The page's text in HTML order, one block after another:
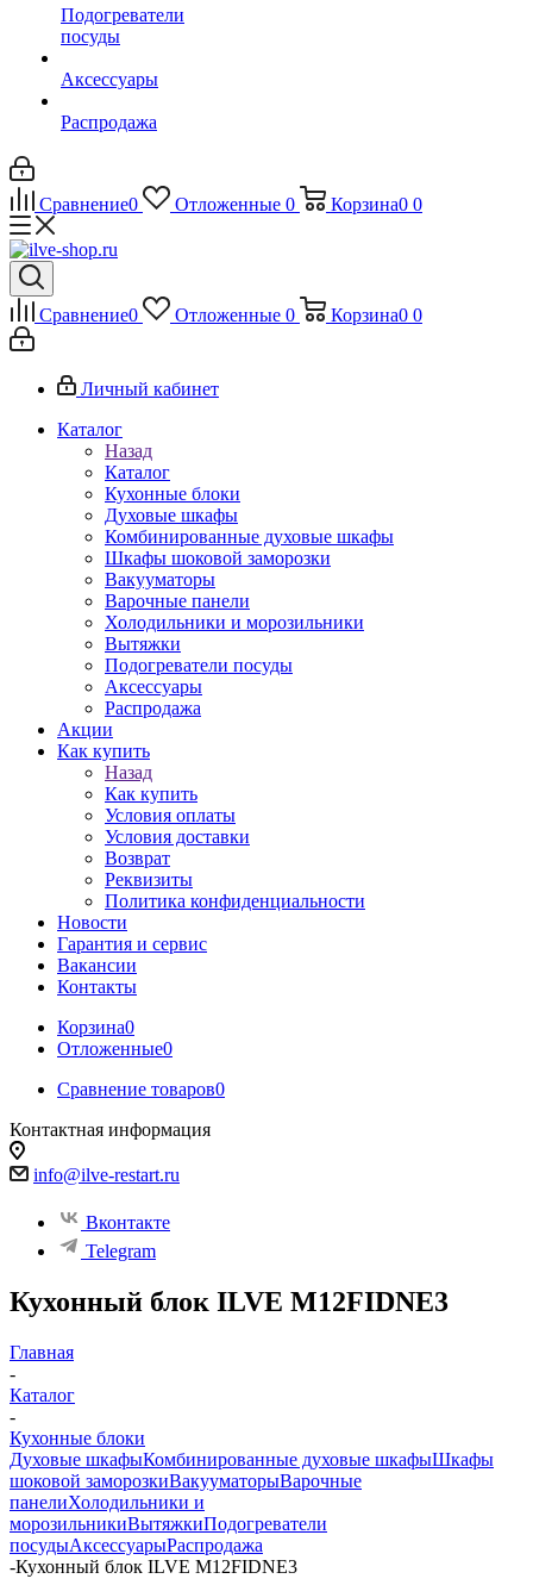
Подогреватели
посуды
Аксессуары
Распродажа
Сравнение0 Отложенные 0 Корзина0 0
Сравнение0 Отложенные 0 Корзина0 0
Личный кабинет
Каталог
Назад
Каталог
Кухонные блоки
Духовые шкафы
Комбинированные духовые шкафы
Шкафы шоковой заморозки
Вакууматоры
Варочные панели
Холодильники и морозильники
Вытяжки
Подогреватели посуды
Аксессуары
Распродажа
Акции
Как купить
Назад
Как купить
Условия оплаты
Условия доставки
Возврат
Реквизиты
Политика конфиденциальности
Новости
Гарантия и сервис
Вакансии
Контакты
Корзина0
Отложенные0
Сравнение товаров0
Контактная информация
info@ilve-restart.ru
Вконтакте
Telegram
Кухонный блок ILVE M12FIDNE3
Главная
-
Каталог
-
Кухонные блоки
Духовые шкафыКомбинированные духовые шкафыШкафы
шоковой заморозкиВакууматорыВарочные
панелиХолодильники и
морозильникиВытяжкиПодогреватели
посудыАксессуарыРаспродажа
-Кухонный блок ILVE M12FIDNE3